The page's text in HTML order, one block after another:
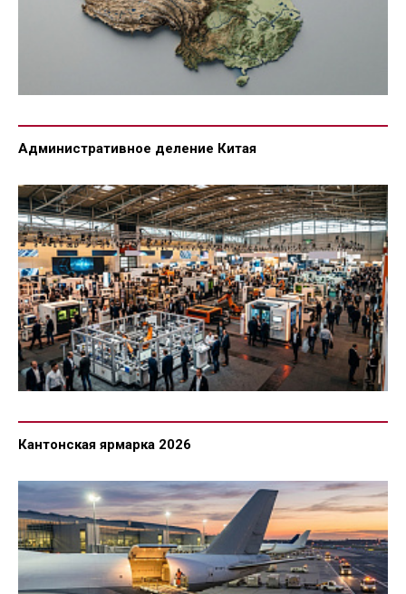
Административное деление Китая
Кантонская ярмарка 2026